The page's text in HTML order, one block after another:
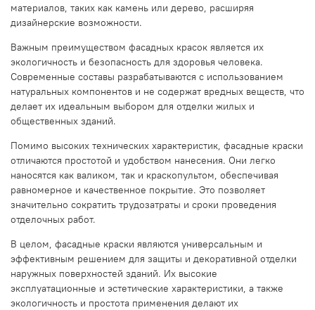
материалов, таких как камень или дерево, расширяя
дизайнерские возможности.
Важным преимуществом фасадных красок является их
экологичность и безопасность для здоровья человека.
Современные составы разрабатываются с использованием
натуральных компонентов и не содержат вредных веществ, что
делает их идеальным выбором для отделки жилых и
общественных зданий.
Помимо высоких технических характеристик, фасадные краски
отличаются простотой и удобством нанесения. Они легко
наносятся как валиком, так и краскопультом, обеспечивая
равномерное и качественное покрытие. Это позволяет
значительно сократить трудозатраты и сроки проведения
отделочных работ.
В целом, фасадные краски являются универсальным и
эффективным решением для защиты и декоративной отделки
наружных поверхностей зданий. Их высокие
эксплуатационные и эстетические характеристики, а также
экологичность и простота применения делают их